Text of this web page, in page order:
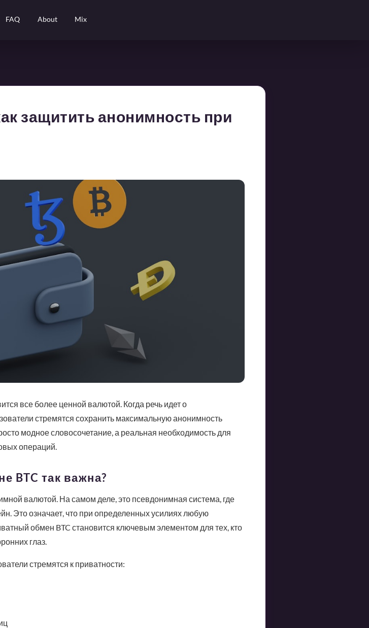
FAQ About Mix
защитить анонимность при
все более ценной валютой. Когда речь идет о
стремятся сохранить максимальную анонимность
модное словосочетание, а реальная необходимость для
операций.
BTC так важна?
валютой. На самом деле, это псевдонимная система, где
Это означает, что при определенных усилиях любую
обмен BTC становится ключевым элементом для тех, кто
глаз.
стремятся к приватности: